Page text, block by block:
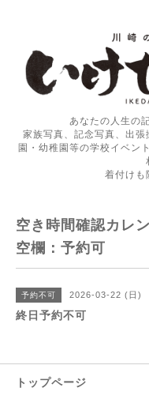
あなたの人生の
家族写真、記念写真、出
園・幼稚園等の学校イベン
着付けも
空き時間確認カ
空欄：予約可
予約不可 2026-03-22 (日)
終日予約不可
トップページ